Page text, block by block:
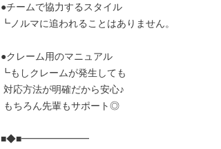
●チームで協力するスタイル
┗ノルマに追われることはありません。
●クレーム用のマニュアル
┗もしクレームが発生しても
■◆■━━━━━━━